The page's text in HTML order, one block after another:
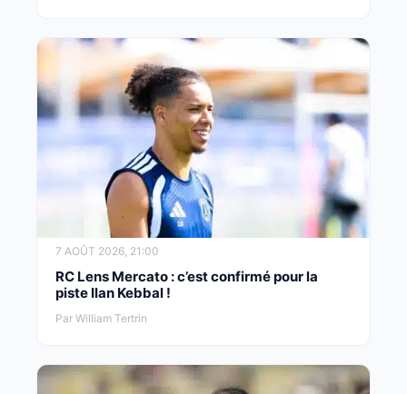
7 AOÛT 2026, 21:00
RC Lens Mercato : c’est confirmé pour la
piste Ilan Kebbal !
Par William Tertrin